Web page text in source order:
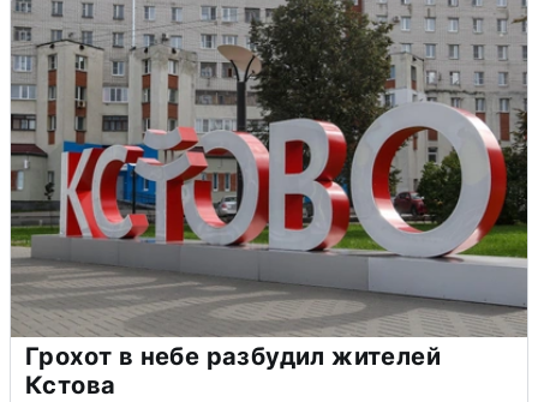
Грохот в небе разбудил жителей
Кстова